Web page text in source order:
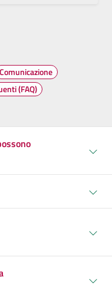
Comunicazione
(FAQ)